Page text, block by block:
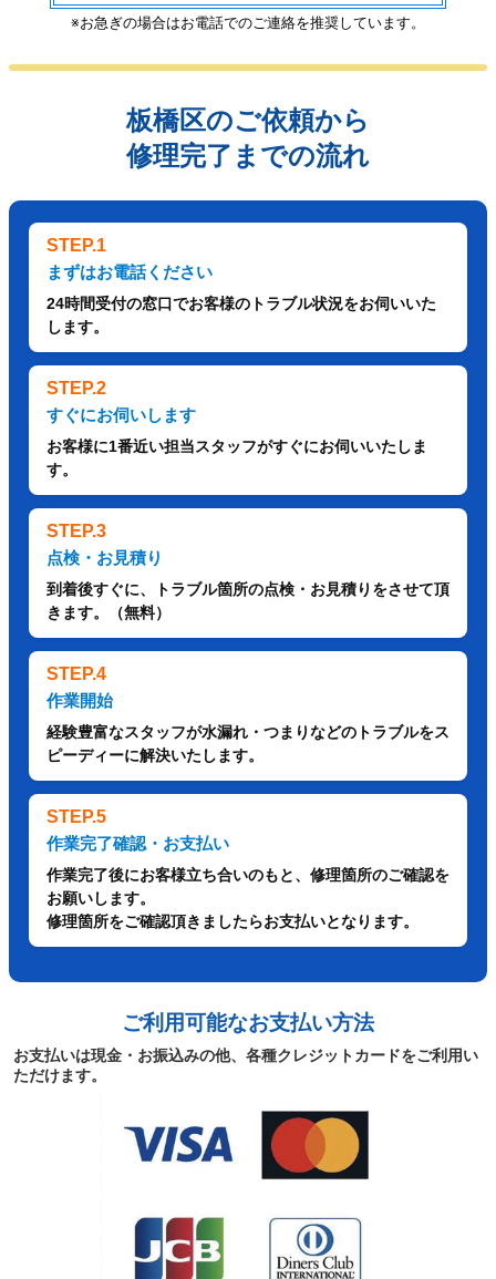
※お急ぎの場合はお電話でのご連絡を推奨しています。
板橋区のご依頼から
修理完了までの流れ
STEP.1
まずはお電話ください
24時間受付の窓口でお客様のトラブル状況をお伺いいた
します。
STEP.2
すぐにお伺いします
お客様に1番近い担当スタッフがすぐにお伺いいたしま
す。
STEP.3
点検・お見積り
到着後すぐに、トラブル箇所の点検・お見積りをさせて頂
きます。（無料）
STEP.4
作業開始
経験豊富なスタッフが水漏れ・つまりなどのトラブルをス
ピーディーに解決いたします。
STEP.5
作業完了確認・お支払い
作業完了後にお客様立ち合いのもと、修理箇所のご確認を
お願いします。
修理箇所をご確認頂きましたらお支払いとなります。
ご利用可能なお支払い方法
お支払いは現金・お振込みの他、各種クレジットカードをご利用い
ただけます。